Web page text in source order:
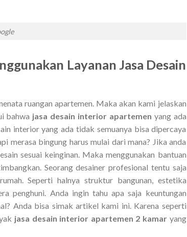
Layanan Jasa Desain
ruangan apartemen. Maka akan kami jelaskan
bahwa jasa desain interior apartemen yang ada
interior yang ada tidak semuanya bisa dipercaya
merasa bingung harus mulai dari mana? Jika anda
sesuai keinginan. Maka menggunakan bantuan
Seorang desainer profesional tentu saja
Seperti halnya struktur bangunan, estetika
penghuni. Anda ingin tahu apa saja keuntungan
Anda bisa simak artikel kami ini. Karena seperti
jasa desain interior apartemen 2 kamar yang